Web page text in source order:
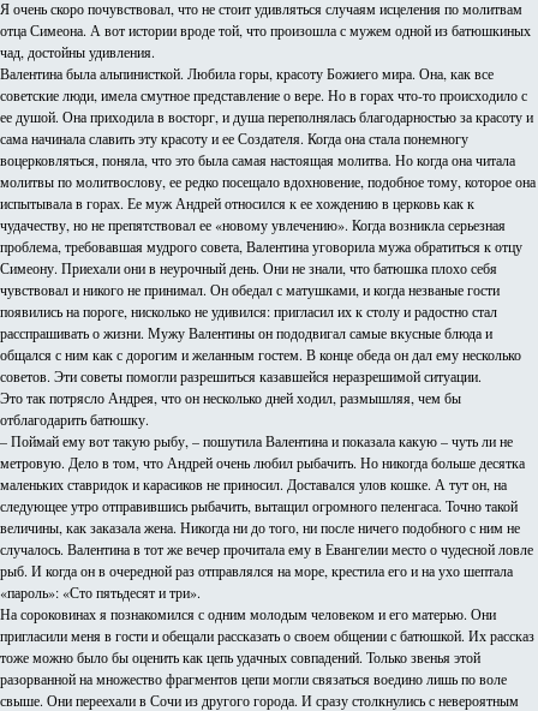
Я очень скоро почувствовал, что не стоит удивляться случаям исцеления по молитвам
отца Симеона. А вот истории вроде той, что произошла с мужем одной из батюшкиных
чад, достойны удивления.
Валентина была альпинисткой. Любила горы, красоту Божиего мира. Она, как все
советские люди, имела смутное представление о вере. Но в горах что-то происходило с
ее душой. Она приходила в восторг, и душа переполнялась благодарностью за красоту и
сама начинала славить эту красоту и ее Создателя. Когда она стала понемногу
воцерковляться, поняла, что это была самая настоящая молитва. Но когда она читала
молитвы по молитвослову, ее редко посещало вдохновение, подобное тому, которое она
испытывала в горах. Ее муж Андрей относился к ее хождению в церковь как к
чудачеству, но не препятствовал ее «новому увлечению». Когда возникла серьезная
проблема, требовавшая мудрого совета, Валентина уговорила мужа обратиться к отцу
Симеону. Приехали они в неурочный день. Они не знали, что батюшка плохо себя
чувствовал и никого не принимал. Он обедал с матушками, и когда незваные гости
появились на пороге, нисколько не удивился: пригласил их к столу и радостно стал
расспрашивать о жизни. Мужу Валентины он пододвигал самые вкусные блюда и
общался с ним как с дорогим и желанным гостем. В конце обеда он дал ему несколько
советов. Эти советы помогли разрешиться казавшейся неразрешимой ситуации.
Это так потрясло Андрея, что он несколько дней ходил, размышляя, чем бы
отблагодарить батюшку.
– Поймай ему вот такую рыбу, – пошутила Валентина и показала какую – чуть ли не
метровую. Дело в том, что Андрей очень любил рыбачить. Но никогда больше десятка
маленьких ставридок и карасиков не приносил. Доставался улов кошке. А тут он, на
следующее утро отправившись рыбачить, вытащил огромного пеленгаса. Точно такой
величины, как заказала жена. Никогда ни до того, ни после ничего подобного с ним не
случалось. Валентина в тот же вечер прочитала ему в Евангелии место о чудесной ловле
рыб. И когда он в очередной раз отправлялся на море, крестила его и на ухо шептала
«пароль»: «Сто пятьдесят и три».
На сороковинах я познакомился с одним молодым человеком и его матерью. Они
пригласили меня в гости и обещали рассказать о своем общении с батюшкой. Их рассказ
тоже можно было бы оценить как цепь удачных совпадений. Только звенья этой
разорванной на множество фрагментов цепи могли связаться воедино лишь по воле
свыше. Они переехали в Сочи из другого города. И сразу столкнулись с невероятным